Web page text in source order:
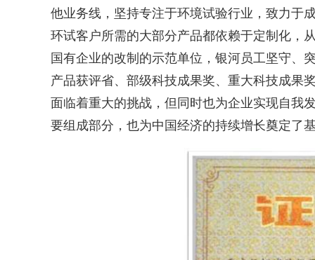
他业务线，坚持专注于环境试验行业，致力于
环试客户所需的大部分产品都依赖于定制化，
国有企业的改制的示范单位，银河员工坚守、
产品获评省、部级科技成果奖、重大科技成果
面临着重大的挑战，但同时也为企业实现自我
要组成部分，也为中国经济的持续增长奠定了